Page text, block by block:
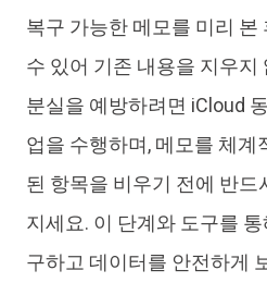
복구 가능한 메모를 미리
수 있어 기존 내용을 지우지
분실을 예방하려면 iCloud
업을 수행하며, 메모를 체계
된 항목을 비우기 전에 반
지세요. 이 단계와 도구를
구하고 데이터를 안전하게